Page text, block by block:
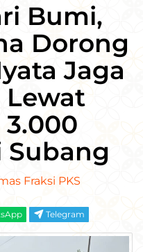
Bumi,
Dorong
Jaga
Subang
Fraksi PKS
Telegram